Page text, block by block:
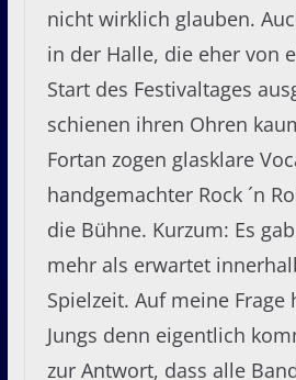
nicht wirklich glauben.
in der Halle, die eher von
Start des Festivaltages
schienen ihren Ohren
Fortan zogen glasklare
handgemachter Rock ´n
die Bühne. Kurzum: Es
mehr als erwartet
Spielzeit. Auf meine
Jungs denn eigentlich
zur Antwort, dass alle